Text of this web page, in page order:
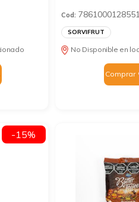
Cod:
SORVIFRUT
No Disponible en
Comprar
-15%